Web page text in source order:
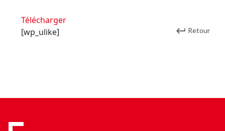
Télécharger
[wp_ulike]
Retour